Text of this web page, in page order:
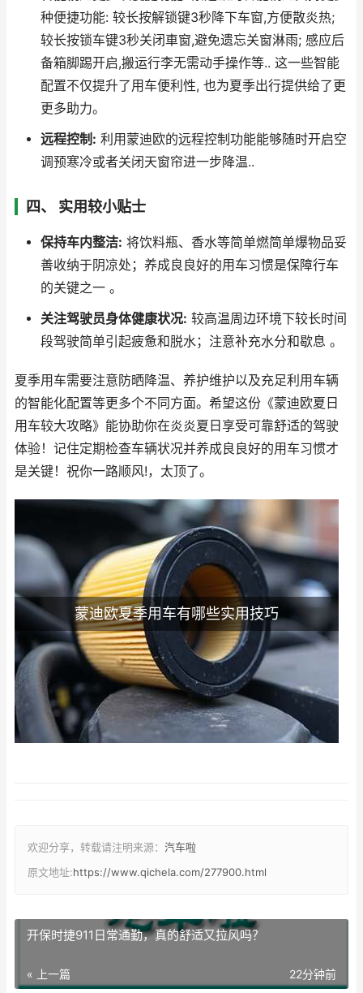
种便捷功能: 较长按解锁键3秒降下车窗,方便散炎热;
较长按锁车键3秒关闭車窗,避免遗忘关窗淋雨; 感应后
备箱脚踢开启,搬运行李无需动手操作等.. 这一些智能
配置不仅提升了用车便利性, 也为夏季出行提供给了更
更多助力。
远程控制: 利用蒙迪欧的远程控制功能能够随时开启空
调预寒冷或者关闭天窗帘进一步降温..
四、 实用较小贴士
保持车内整洁: 将饮料瓶、香水等简单燃简单爆物品妥
善收纳于阴凉处；养成良良好的用车习惯是保障行车
的关键之一 。
关注驾驶员身体健康状况: 较高温周边环境下较长时间
段驾驶简单引起疲惫和脱水；注意补充水分和歇息 。
夏季用车需要注意防晒降温、养护维护以及充足利用车辆
的智能化配置等更多个不同方面。希望这份《蒙迪欧夏日
用车较大攻略》能协助你在炎炎夏日享受可靠舒适的驾驶
体验！记住定期检查车辆状况并养成良良好的用车习惯才
是关键！祝你一路顺风!，太顶了。
蒙迪欧夏季用车有哪些实用技巧
欢迎分享，转载请注明来源： 汽车啦
原文地址:https://www.qichela.com/277900.html
开保时捷911日常通勤，真的舒适又拉风吗？
« 上一篇 22分钟前